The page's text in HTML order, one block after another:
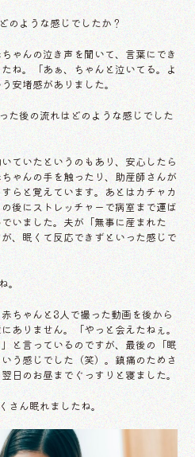
ような感じでしたか？
ゃんの泣き声を聞いて、言葉にでき
ね。「あぁ、ちゃんと泣いてる。よ
安堵感がありました。
後の流れはどのような感じでした
ていたというのもあり、安心したら
ゃんの手を触ったり、助産師さんが
らと覚えています。あとはカチャカ
後にストレッチャーで病室まで運ば
いました。夫が「無事に産まれた
、眠くて反応できずといった感じで
。
ちゃんと3人で撮った動画を後から
ありません。「やっと会えたねぇ。
と言っているのですが、最後の「眠
う感じでした（笑）。鎮痛のためさ
日のお昼までぐっすりと寝ました。
ん眠れましたね。